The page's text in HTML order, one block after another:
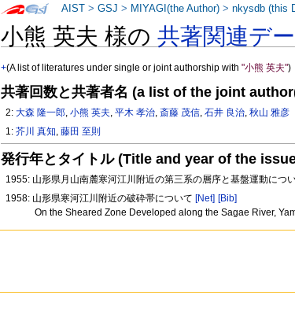
小熊 英夫 様の共著関連デ
+(A list of literatures under single or joint authorship with"小熊 英夫")
共著回数と共著者名 (a list of the joint
2:大森 隆一郎,小熊 英夫,平木 孝治,斎藤 茂信,石井 良治,秋山 雅彦
1:芥川 真知,藤田 至則
発行年とタイトル (Title and year of the
1955: 山形県月山南麓寒河江川附近の第三系の層序と基盤運動につ
1958: 山形県寒河江川附近の破砕帯について [Net] [Bib]
On the Sheared Zone Developed along the Sagae River,
AIST >GSJ > MIYAGI(the Author) >nkysdb (this